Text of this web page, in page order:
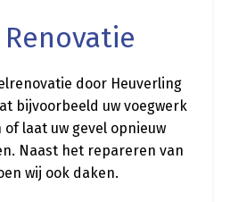
door Heuverling
bijvoorbeeld uw voegwerk
of laat uw gevel opnieuw
Naast het repareren van
wij ook daken.